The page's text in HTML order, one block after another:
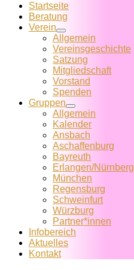
Startseite
Beratung
Verein
Allgemein
Vereins­geschichte
Satzung
Mitglied­schaft
Vorstand
Spenden
Gruppen
Allgemein
Kalender
Ansbach
Aschaffenburg
Bayreuth
Erlangen/Nürnberg
München
Regensburg
Schweinfurt
Würzburg
Partner*innen
Infobereich
Aktuelles
Kontakt